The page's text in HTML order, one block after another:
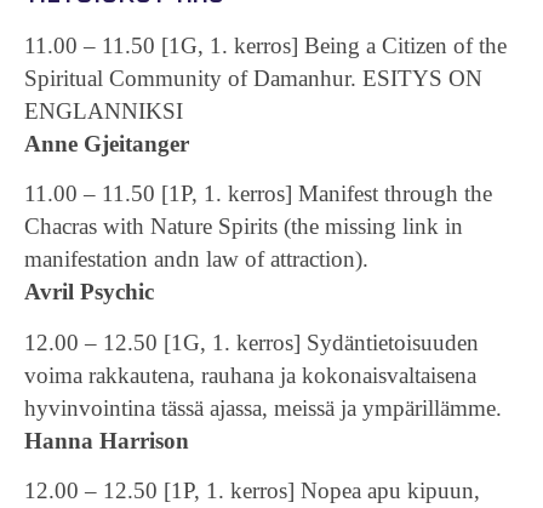
11.00 – 11.50 [1G, 1. kerros] Being a Citizen of the
Spiritual Community of Damanhur. ESITYS ON
ENGLANNIKSI
Anne Gjeitanger
11.00 – 11.50 [1P, 1. kerros] Manifest through the
Chacras with Nature Spirits (the missing link in
manifestation andn law of attraction).
Avril Psychic
12.00 – 12.50 [1G, 1. kerros] Sydäntietoisuuden
voima rakkautena, rauhana ja kokonaisvaltaisena
hyvinvointina tässä ajassa, meissä ja ympärillämme.
Hanna Harrison
12.00 – 12.50 [1P, 1. kerros] Nopea apu kipuun,